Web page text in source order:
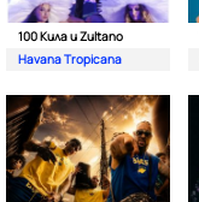
100 Кила и Zultano
Havana Tropicana